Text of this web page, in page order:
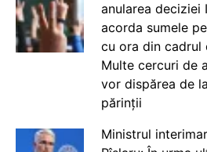
anularea deciziei
acorda sumele
cu ora din
Multe cercuri de
vor dispărea de
părinții
Ministrul